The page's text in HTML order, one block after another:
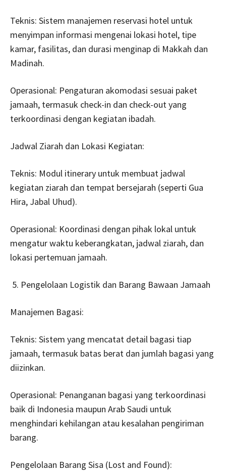
Teknis: Sistem manajemen reservasi hotel untuk
menyimpan informasi mengenai lokasi hotel, tipe
kamar, fasilitas, dan durasi menginap di Makkah dan
Madinah.
Operasional: Pengaturan akomodasi sesuai paket
jamaah, termasuk check-in dan check-out yang
terkoordinasi dengan kegiatan ibadah.
Jadwal Ziarah dan Lokasi Kegiatan:
Teknis: Modul itinerary untuk membuat jadwal
kegiatan ziarah dan tempat bersejarah (seperti Gua
Hira, Jabal Uhud).
Operasional: Koordinasi dengan pihak lokal untuk
mengatur waktu keberangkatan, jadwal ziarah, dan
lokasi pertemuan jamaah.
Pengelolaan Logistik dan Barang Bawaan Jamaah
Manajemen Bagasi:
Teknis: Sistem yang mencatat detail bagasi tiap
jamaah, termasuk batas berat dan jumlah bagasi yang
diizinkan.
Operasional: Penanganan bagasi yang terkoordinasi
baik di Indonesia maupun Arab Saudi untuk
menghindari kehilangan atau kesalahan pengiriman
barang.
Pengelolaan Barang Sisa (Lost and Found):